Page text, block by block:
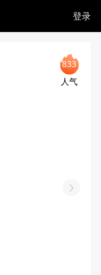
登录
833
人气